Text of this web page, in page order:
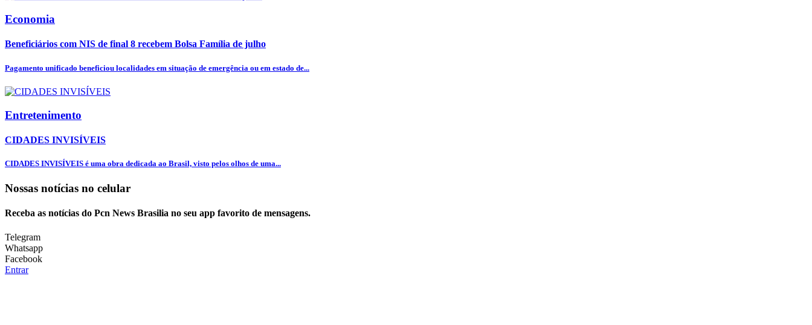
Economia
Beneficiários com NIS de final 8 recebem Bolsa Família de julho
Pagamento unificado beneficiou localidades em situação de emergência ou em estado de...
Entretenimento
CIDADES INVISÍVEIS
CIDADES INVISÍVEIS é uma obra dedicada ao Brasil, visto pelos olhos de uma...
Nossas notícias no celular
Receba as notícias do Pcn News Brasilia no seu app favorito de mensagens.
Telegram
Whatsapp
Facebook
Entrar